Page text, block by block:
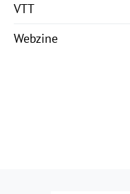
VTT
Webzine